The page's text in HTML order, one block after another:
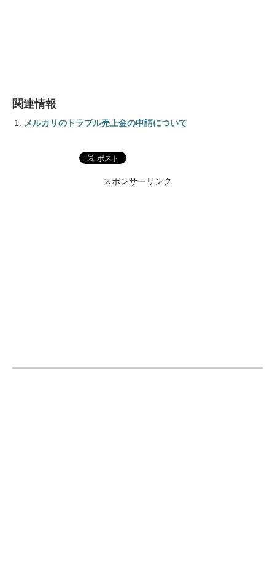
関連情報
メルカリのトラブル売上金の申請について
スポンサーリンク